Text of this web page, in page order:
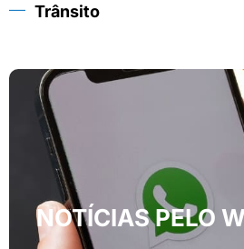
Trânsito
NOTÍCIAS PELO